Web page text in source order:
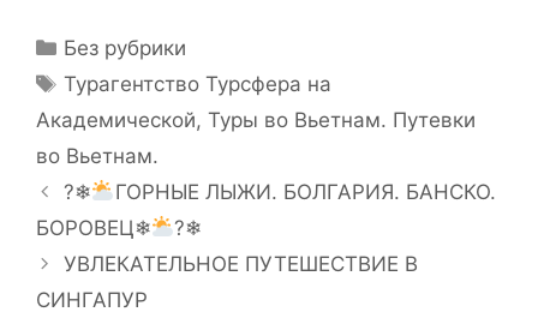
Без рубрики
Турагентство Турсфера на
Академической, Туры во Вьетнам. Путевки
во Вьетнам.
?❄
ГОРНЫЕ ЛЫЖИ. БОЛГАРИЯ. БАНСКО.
БОРОВЕЦ❄
?❄
УВЛЕКАТЕЛЬНОЕ ПУТЕШЕСТВИЕ В
СИНГАПУР